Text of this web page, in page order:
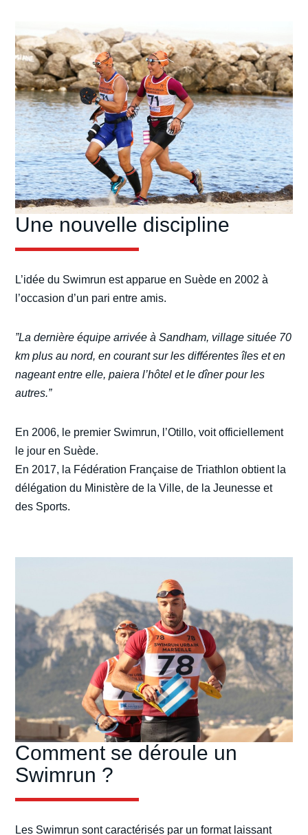
Une nouvelle discipline
L’idée du Swimrun est apparue en Suède en 2002 à
l’occasion d’un pari entre amis.
”La dernière équipe arrivée à Sandham, village située 70
km plus au nord, en courant sur les différentes îles et en
nageant entre elle, paiera l’hôtel et le dîner pour les
autres.”
En 2006, le premier Swimrun, l’Otillo, voit officiellement
le jour en Suède.
En 2017, la Fédération Française de Triathlon obtient la
délégation du Ministère de la Ville, de la Jeunesse et
des Sports.
Comment se déroule un
Swimrun ?
Les Swimrun sont caractérisés par un format laissant